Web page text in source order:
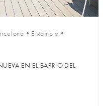
• Eixample •
EN EL BARRIO DEL